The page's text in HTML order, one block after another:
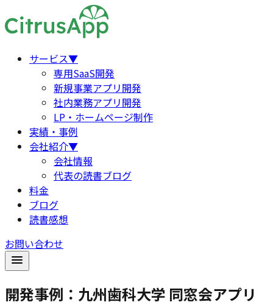
サービス▼
専用SaaS開発
新規事業アプリ開発
社内業務アプリ開発
LP・ホームページ制作
実績・事例
会社紹介▼
会社情報
代表の読書ブログ
料金
ブログ
読書感想
お問い合わせ
開発事例：九州歯科大学 同窓会アプリ